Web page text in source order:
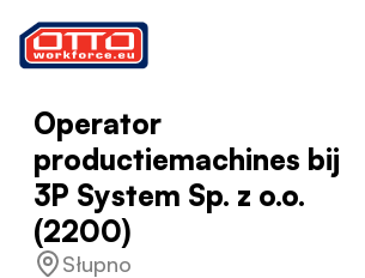
Operator
productiemachines bij
3P System Sp. z o.o.
(2200)
Słupno